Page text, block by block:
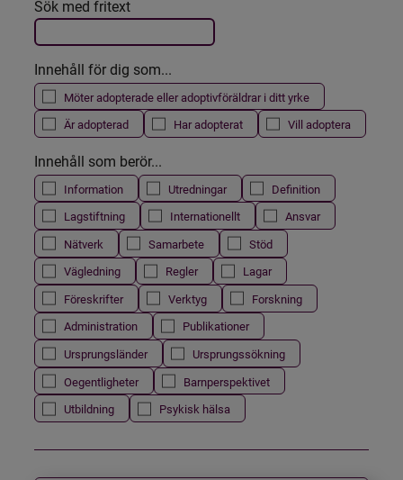
Filtrera resultatet
Det här formuläret postas automatiskt
Sök med fritext
Innehåll för dig som...
Möter adopterade eller adoptivföräldrar i ditt yrke
Är adopterad
Har adopterat Vill adoptera
Innehåll som berör...
Information Utredningar
Definition
Lagstiftning
Internationellt
Ansvar
Nätverk
Samarbete
Stöd
Vägledning
Regler
Lagar
Föreskrifter
Verktyg
Forskning
Administration
Publikationer
Ursprungsländer
Ursprungssökning
Oegentligheter
Barnperspektivet
Utbildning
Psykisk hälsa